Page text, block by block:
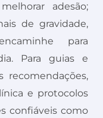
adesão;
de gravidade,
para
Para guias e
recomendações,
e protocolos
confiáveis como